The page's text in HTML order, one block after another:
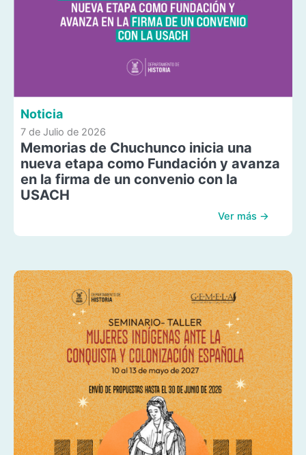
Noticia
7 de Julio de 2026
Memorias de Chuchunco inicia una
nueva etapa como Fundación y avanza
en la firma de un convenio con la
USACH
Ver más →